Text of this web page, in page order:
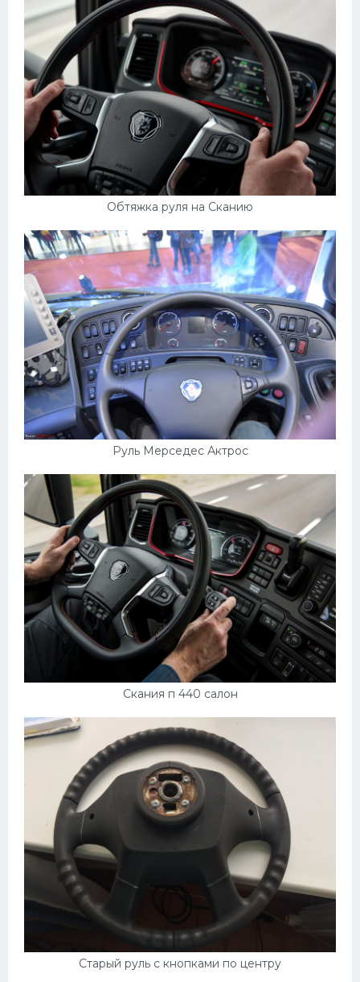
Обтяжка руля на Сканию
Руль Мерседес Актрос
Скания п 440 салон
Старый руль с кнопками по центру